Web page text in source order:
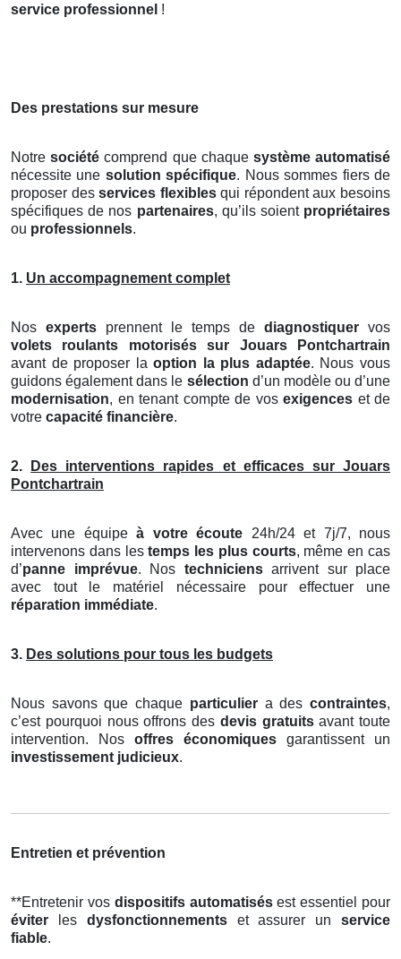
service professionnel !
Des prestations sur mesure
Notresociété comprend que chaque système automatisé
nécessite une solution spécifique. Nous sommes fiers de
proposer desservices flexiblesqui répondent aux besoins
spécifiques de nos partenaires, qu’ils soient propriétaires
ou professionnels.
1. Un accompagnement complet
Nos experts prennent le temps de diagnostiquer vos
volets roulants motorisés
sur Jouars Pontchartrain
avant de proposer laoption la plus adaptée. Nous vous
guidons également dans le sélection d’un modèle ou d’une
modernisation, en tenant compte de vos exigences et de
votre capacité financière.
2.
Des interventions rapides et efficaces sur Jouars
Pontchartrain
Avec une équipeà votre écoute 24h/24 et 7j/7, nous
intervenons dans lestemps les plus courts, même en cas
d’panne imprévue. Nos techniciensarrivent sur place
avec tout le matériel nécessaire pour effectuer une
réparation immédiate.
3. Des solutions pour tous les budgets
Nous savons que chaque particuliera descontraintes,
c’est pourquoi nous offrons des devis gratuitsavant toute
intervention. Nos offres économiques garantissent un
investissement judicieux.
Entretien et prévention
**Entretenir vos dispositifs automatisésest essentiel pour
éviter les dysfonctionnementset assurer unservice
fiable.